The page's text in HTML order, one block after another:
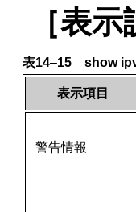
［表示
表14‒15 show
表示項目
警告情報